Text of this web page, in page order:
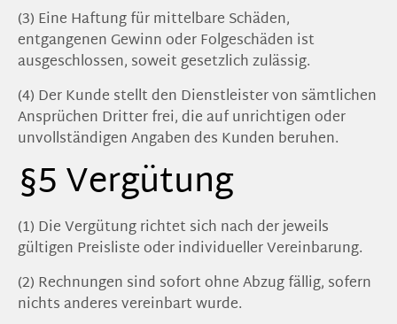
(3) Eine Haftung für mittelbare Schäden,
entgangenen Gewinn oder Folgeschäden ist
ausgeschlossen, soweit gesetzlich zulässig.
(4) Der Kunde stellt den Dienstleister von sämtlichen
Ansprüchen Dritter frei, die auf unrichtigen oder
unvollständigen Angaben des Kunden beruhen.
§5 Vergütung
(1) Die Vergütung richtet sich nach der jeweils
gültigen Preisliste oder individueller Vereinbarung.
(2) Rechnungen sind sofort ohne Abzug fällig, sofern
nichts anderes vereinbart wurde.